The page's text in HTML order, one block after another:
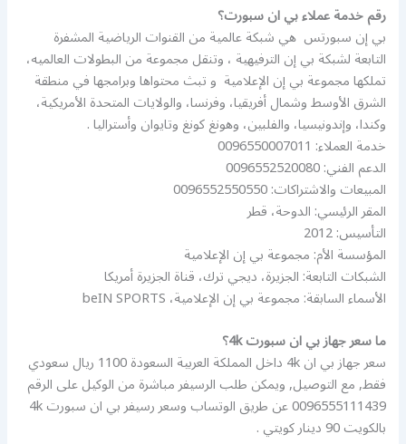
رقم خدمة عملاء بي ان سبورت؟
بي إن سبورتس ‏ هي شبكة عالمية من القنوات الرياضية المشفرة
التابعة لشبكة بي إن الترفيهية ‏، وتنقل مجموعة من البطولات العالميه،
تملكها مجموعة بي إن الإعلامية ‏ و تبث محتواها وبرامجها في منطقة
الشرق الأوسط وشمال أفريقيا، وفرنسا، والولايات المتحدة الأمريكية،
وكندا، وإندونيسيا، والفلبين، وهونغ كونغ وتايوان وأستراليا .
خدمة العملاء: 0096550007011
الدعم الفني: 0096552520080
المبيعات والاشتراكات: 0096552550550
المقر الرئيسي: الدوحة، قطر
التأسيس: 2012
المؤسسة الأم: مجموعة بي إن الإعلامية
الشبكات التابعة: الجزيرة، ديجي ترك، قناة الجزيرة أمريكا
الأسماء السابقة: مجموعة بي إن الإعلامية، beIN SPORTS
ما سعر جهاز بي ان سبورت 4k؟
سعر جهاز بي ان 4k داخل المملكة العربية السعودة 1100 ريال سعودي
فقط, مع التوصيل, ويمكن طلب الرسيفر مباشرة من الوكيل على الرقم
0096555111439 عن طريق الوتساب وسعر رسيفر بي ان سبورت 4k
بالكويت 90 دينار كويتي .